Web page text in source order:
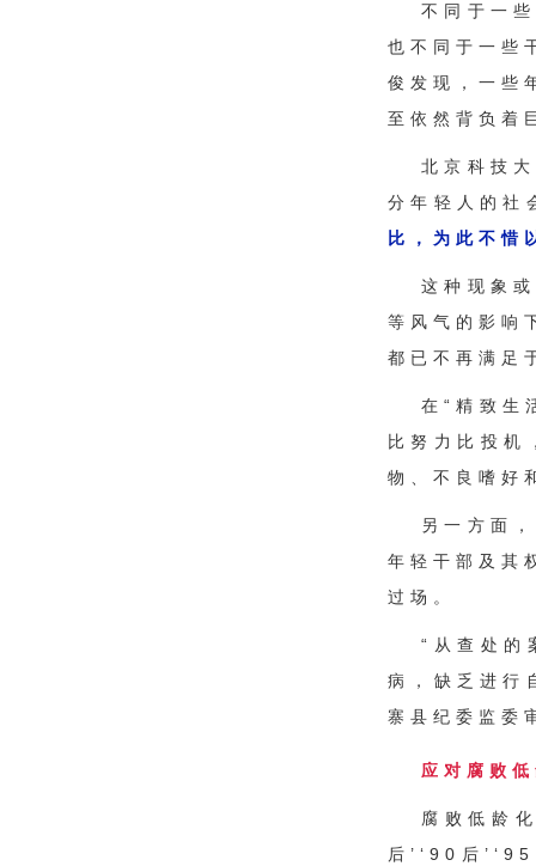
不同于一
也不同于一些
俊发现，一些
至依然背负着
北京科技
分年轻人的社
比，为此不惜
这种现象
等风气的影响
都已不再满足
在“精致生
比努力比投机
物、不良嗜好
另一方面
年轻干部及其
过场。
“从查处的
病，缺乏进行
寨县纪委监委
应对腐败
腐败低龄
后’‘90后